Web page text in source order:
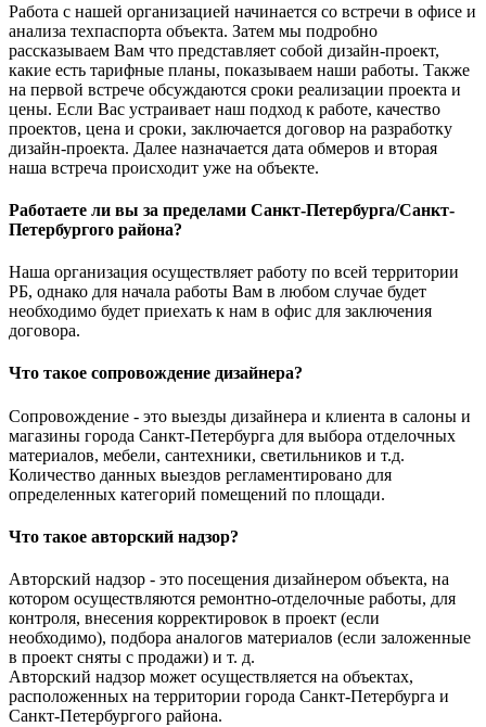
Работа с нашей организацией начинается со встречи в офисе и
анализа техпаспорта объекта. Затем мы подробно
рассказываем Вам что представляет собой дизайн-проект,
какие есть тарифные планы, показываем наши работы. Также
на первой встрече обсуждаются сроки реализации проекта и
цены. Если Вас устраивает наш подход к работе, качество
проектов, цена и сроки, заключается договор на разработку
дизайн-проекта. Далее назначается дата обмеров и вторая
наша встреча происходит уже на объекте.
Работаете ли вы за пределами Санкт-Петербурга/Санкт-
Петербургого района?
Наша организация осуществляет работу по всей территории
РБ, однако для начала работы Вам в любом случае будет
необходимо будет приехать к нам в офис для заключения
договора.
Что такое сопровождение дизайнера?
Сопровождение - это выезды дизайнера и клиента в салоны и
магазины города Санкт-Петербурга для выбора отделочных
материалов, мебели, сантехники, светильников и т.д.
Количество данных выездов регламентировано для
определенных категорий помещений по площади.
Что такое авторский надзор?
Авторский надзор - это посещения дизайнером объекта, на
котором осуществляются ремонтно-отделочные работы, для
контроля, внесения корректировок в проект (если
необходимо), подбора аналогов материалов (если заложенные
в проект сняты с продажи) и т. д.
Авторский надзор может осуществляется на объектах,
расположенных на территории города Санкт-Петербурга и
Санкт-Петербургого района.